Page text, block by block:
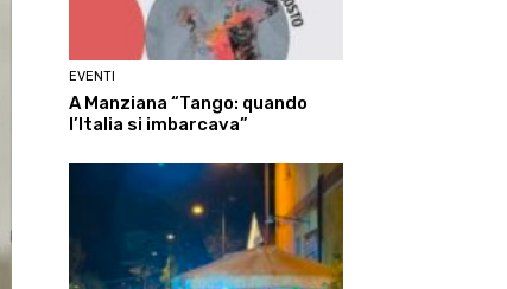
EVENTI
A Manziana “Tango: quando
l’Italia si imbarcava”